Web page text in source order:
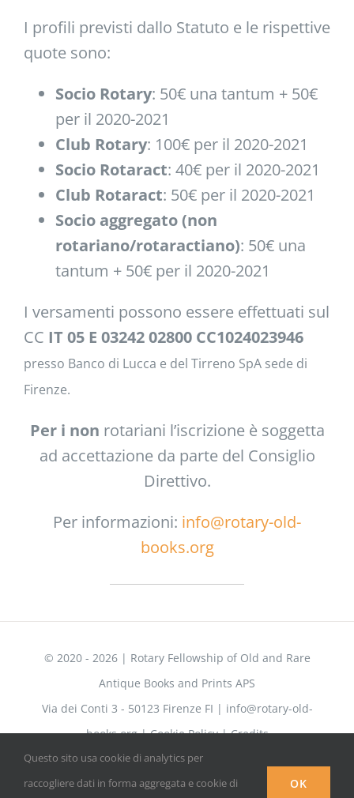
I profili previsti dallo Statuto e le rispettive
quote sono:
Socio Rotary: 50€ una tantum + 50€
per il 2020-2021
Club Rotary: 100€ per il 2020-2021
Socio Rotaract: 40€ per il 2020-2021
Club Rotaract: 50€ per il 2020-2021
Socio aggregato (non
rotariano/rotaractiano): 50€ una
tantum + 50€ per il 2020-2021
I versamenti possono essere effettuati sul
CC IT 05 E 03242 02800 CC1024023946
presso Banco di Lucca e del Tirreno SpA sede di
Firenze.
Per i non rotariani l’iscrizione è soggetta
ad accettazione da parte del Consiglio
Direttivo.
Per informazioni: info@rotary-old-
books.org
© 2020 - 2026 | Rotary Fellowship of Old and Rare
Antique Books and Prints APS
Via dei Conti 3 - 50123 Firenze FI | info@rotary-old-
books.org|Cookie Policy|Credits
Facebook
Questo sito usa cookie di analytics per
raccogliere dati in forma aggregata e cookie di
OK